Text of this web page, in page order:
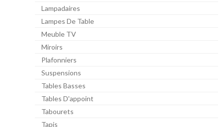
Lampadaires
Lampes De Table
Meuble TV
Miroirs
Plafonniers
Suspensions
Tables Basses
Tables D'appoint
Tabourets
Tapis